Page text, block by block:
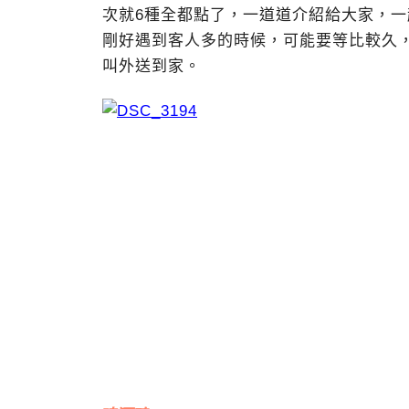
次就6種全都點了，一道道介紹給大家，
剛好遇到客人多的時候，可能要等比較
叫外送到家。